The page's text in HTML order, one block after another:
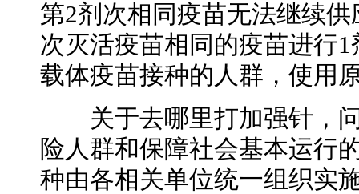
第2剂次相同疫苗无法继续
次灭活疫苗相同的疫苗进行
载体疫苗接种的人群，使用
关于去哪里打加强针，问
险人群和保障社会基本运行
种由各相关单位统一组织实